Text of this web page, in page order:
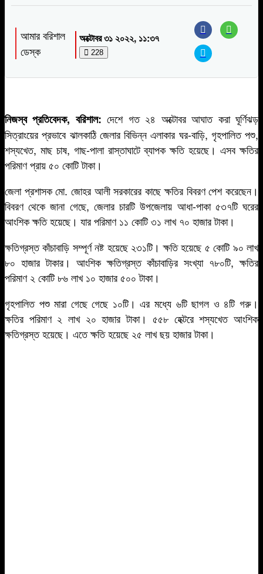
আমার বরিশাল
ডেস্ক
অক্টোবর ৩১ ২০২২, ১১:৩৭
228
নিজস্ব প্রতিবেদক, বরিশাল: দেশে গত ২৪ অক্টোবর আঘাত করা ঘূর্ণিঝড়
সিত্রাংয়ের প্রভাবে ঝালকাঠি জেলার বিভিন্ন এলাকার ঘর-বাড়ি, গৃহপালিত পশু,
শস্যখেত, মাছ চাষ, গাছ-পালা রাস্তাঘাটে ব্যাপক ক্ষতি হয়েছে। এসব ক্ষতির
পরিমাণ প্রায় ৫০ কোটি টাকা।
জেলা প্রশাসক মো. জোহর আলী সরকারের কাছে ক্ষতির বিবরণ পেশ করেছেন।
বিবরণ থেকে জানা গেছে, জেলার চারটি উপজেলায় আধা-পাকা ৫৩৭টি ঘরের
আংশিক ক্ষতি হয়েছে। যার পরিমাণ ১১ কোটি ৩১ লাখ ৭০ হাজার টাকা।
ক্ষতিগ্রস্ত কাঁচাবাড়ি সম্পূর্ণ নষ্ট হয়েছে ২৩১টি। ক্ষতি হয়েছে ৫ কোটি ৯০ লাখ
৮০ হাজার টাকার। আংশিক ক্ষতিগ্রস্ত কাঁচাবাড়ির সংখ্যা ৭৮০টি, ক্ষতির
পরিমাণ ২ কোটি ৮৬ লাখ ১০ হাজার ৫০০ টাকা।
গৃহপালিত পশু মারা গেছে গেছে ১০টি। এর মধ্যে ৬টি ছাগল ও ৪টি গরু।
ক্ষতির পরিমাণ ২ লাখ ২০ হাজার টাকা। ৫৫৮ হেক্টরে শস্যখেত আংশিক
ক্ষতিগ্রস্ত হয়েছে। এতে ক্ষতি হয়েছে ২৫ লাখ ছয় হাজার টাকা।